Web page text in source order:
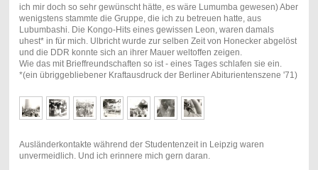
ich mir doch so sehr gewünscht hätte, es wäre Lumumba gewesen) Aber
wenigstens stammte die Gruppe, die ich zu betreuen hatte, aus
Lubumbashi. Die Kongo-Hits eines gewissen Leon, waren damals
uhest* in für mich. Ulbricht wurde zur selben Zeit von Honecker abgelöst
und die DDR konnte sich an ihrer Mauer weltoffen zeigen.
Wie das mit Brieffreundschaften so ist - eines Tages schlafen sie ein.
*(ein übriggebliebener Kraftausdruck der Berliner Abiturientenszene '71)
Ausländerkontakte während der Studentenzeit in Leipzig waren
unvermeidlich. Und ich erinnere mich gern daran.